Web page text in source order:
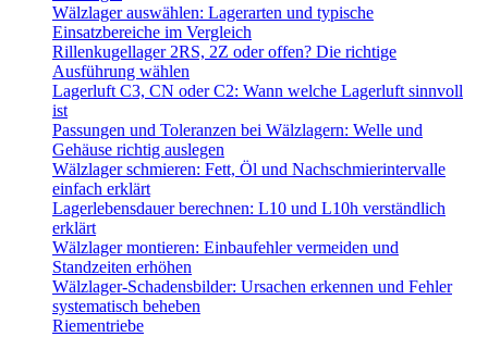
Wälzlager auswählen: Lagerarten und typische
Einsatzbereiche im Vergleich
Rillenkugellager 2RS, 2Z oder offen? Die richtige
Ausführung wählen
Lagerluft C3, CN oder C2: Wann welche Lagerluft sinnvoll
ist
Passungen und Toleranzen bei Wälzlagern: Welle und
Gehäuse richtig auslegen
Wälzlager schmieren: Fett, Öl und Nachschmierintervalle
einfach erklärt
Lagerlebensdauer berechnen: L10 und L10h verständlich
erklärt
Wälzlager montieren: Einbaufehler vermeiden und
Standzeiten erhöhen
Wälzlager-Schadensbilder: Ursachen erkennen und Fehler
systematisch beheben
Riementriebe